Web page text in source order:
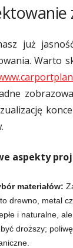
już
Warto
aspekty
materiałów:
drewno, metal
i naturalne,
droższy;